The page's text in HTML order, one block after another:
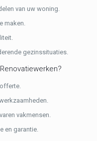
van uw woning.
maken.
gezinssituaties.
vakmensen.
en garantie.